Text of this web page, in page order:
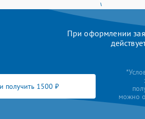
При оформлении
получить 1500 ₽
можно